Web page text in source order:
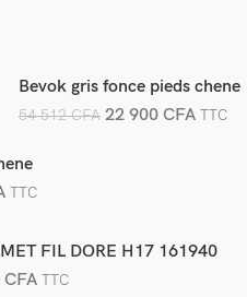
Bevok gris fonce pieds chene
54 512CFA 22 900 CFA TTC
TTC
FIL DORE H17 161940
CFA TTC